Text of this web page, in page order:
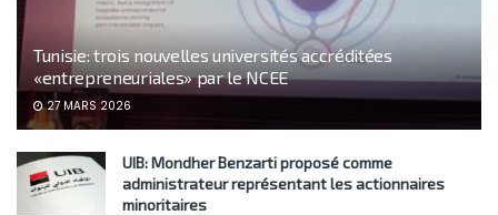
Tunisie: trois nouvelles universités accréditées
«entrepreneuriales» par le NCEE
27 MARS 2026
UIB: Mondher Benzarti proposé comme
administrateur représentant les actionnaires
minoritaires